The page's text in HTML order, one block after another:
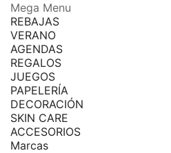
Mega Menu
REBAJAS
VERANO
AGENDAS
REGALOS
JUEGOS
PAPELERÍA
DECORACIÓN
SKIN CARE
ACCESORIOS
Marcas